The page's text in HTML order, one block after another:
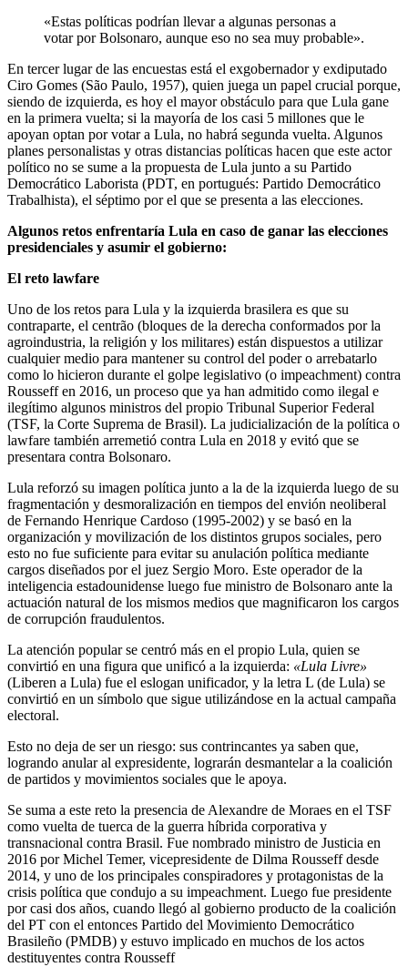
«Estas políticas podrían llevar a algunas personas a
votar por Bolsonaro, aunque eso no sea muy probable».
En tercer lugar de las encuestas está el exgobernador y exdiputado
Ciro Gomes (São Paulo, 1957), quien juega un papel crucial porque,
siendo de izquierda, es hoy el mayor obstáculo para que Lula gane
en la primera vuelta; si la mayoría de los casi 5 millones que le
apoyan optan por votar a Lula, no habrá segunda vuelta. Algunos
planes personalistas y otras distancias políticas hacen que este actor
político no se sume a la propuesta de Lula junto a su Partido
Democrático Laborista (PDT, en portugués: Partido Democrático
Trabalhista), el séptimo por el que se presenta a las elecciones.
Algunos retos enfrentaría Lula en caso de ganar las elecciones
presidenciales y asumir el gobierno:
El reto lawfare
Uno de los retos para Lula y la izquierda brasilera es que su
contraparte, el centrão (bloques de la derecha conformados por la
agroindustria, la religión y los militares) están dispuestos a utilizar
cualquier medio para mantener su control del poder o arrebatarlo
como lo hicieron durante el golpe legislativo (o impeachment) contra
Rousseff en 2016, un proceso que ya han admitido como ilegal e
ilegítimo algunos ministros del propio Tribunal Superior Federal
(TSF, la Corte Suprema de Brasil). La judicialización de la política o
lawfare también arremetió contra Lula en 2018 y evitó que se
presentara contra Bolsonaro.
Lula reforzó su imagen política junto a la de la izquierda luego de su
fragmentación y desmoralización en tiempos del envión neoliberal
de Fernando Henrique Cardoso (1995-2002) y se basó en la
organización y movilización de los distintos grupos sociales, pero
esto no fue suficiente para evitar su anulación política mediante
cargos diseñados por el juez Sergio Moro. Este operador de la
inteligencia estadounidense luego fue ministro de Bolsonaro ante la
actuación natural de los mismos medios que magnificaron los cargos
de corrupción fraudulentos.
La atención popular se centró más en el propio Lula, quien se
convirtió en una figura que unificó a la izquierda: «Lula Livre»
(Liberen a Lula) fue el eslogan unificador, y la letra L (de Lula) se
convirtió en un símbolo que sigue utilizándose en la actual campaña
electoral.
Esto no deja de ser un riesgo: sus contrincantes ya saben que,
logrando anular al expresidente, lograrán desmantelar a la coalición
de partidos y movimientos sociales que le apoya.
Se suma a este reto la presencia de Alexandre de Moraes en el TSF
como vuelta de tuerca de la guerra híbrida corporativa y
transnacional contra Brasil. Fue nombrado ministro de Justicia en
2016 por Michel Temer, vicepresidente de Dilma Rousseff desde
2014, y uno de los principales conspiradores y protagonistas de la
crisis política que condujo a su impeachment. Luego fue presidente
por casi dos años, cuando llegó al gobierno producto de la coalición
del PT con el entonces Partido del Movimiento Democrático
Brasileño (PMDB) y estuvo implicado en muchos de los actos
destituyentes contra Rousseff